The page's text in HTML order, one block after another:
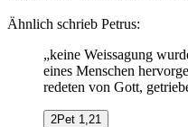
Ähnlich schrieb Petrus:
„keine Weissagung
eines Menschen
redeten von Gott,
2Pet 1,21